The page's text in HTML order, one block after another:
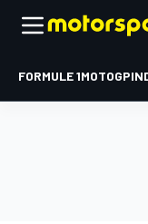
FORMULE 1MOTOGP